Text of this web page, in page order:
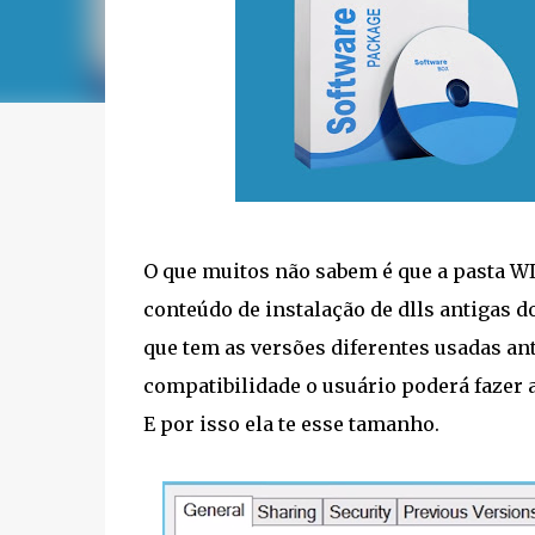
O que muitos não sabem é que a pasta
conteúdo de instalação de dlls antigas
que tem as versões diferentes usadas
compatibilidade o usuário poderá
E por isso ela te esse tamanho.